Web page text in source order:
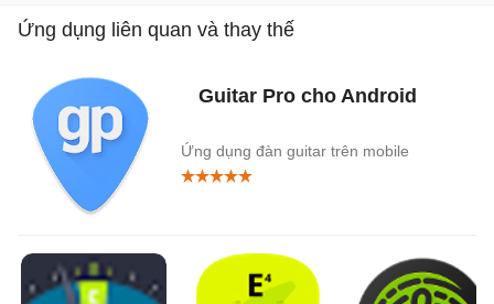
Ứng dụng liên quan và thay thế
Guitar Pro cho Android
Ứng dụng đàn guitar trên mobile